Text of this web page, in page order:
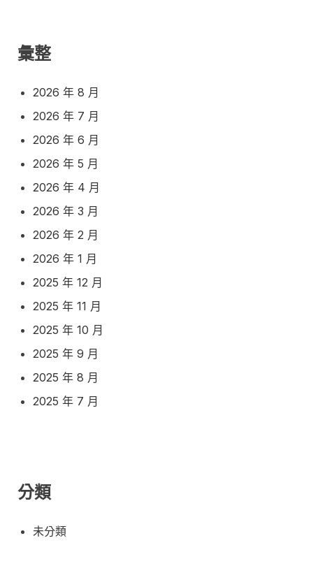
彙整
2026 年 8 月
2026 年 7 月
2026 年 6 月
2026 年 5 月
2026 年 4 月
2026 年 3 月
2026 年 2 月
2026 年 1 月
2025 年 12 月
2025 年 11 月
2025 年 10 月
2025 年 9 月
2025 年 8 月
2025 年 7 月
分類
未分類